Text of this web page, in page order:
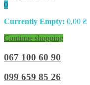
0
Currently Empty: 0,00 ₴
Continue shopping
067 100 60 90
099 659 85 26